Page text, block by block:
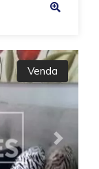
Next
Venda